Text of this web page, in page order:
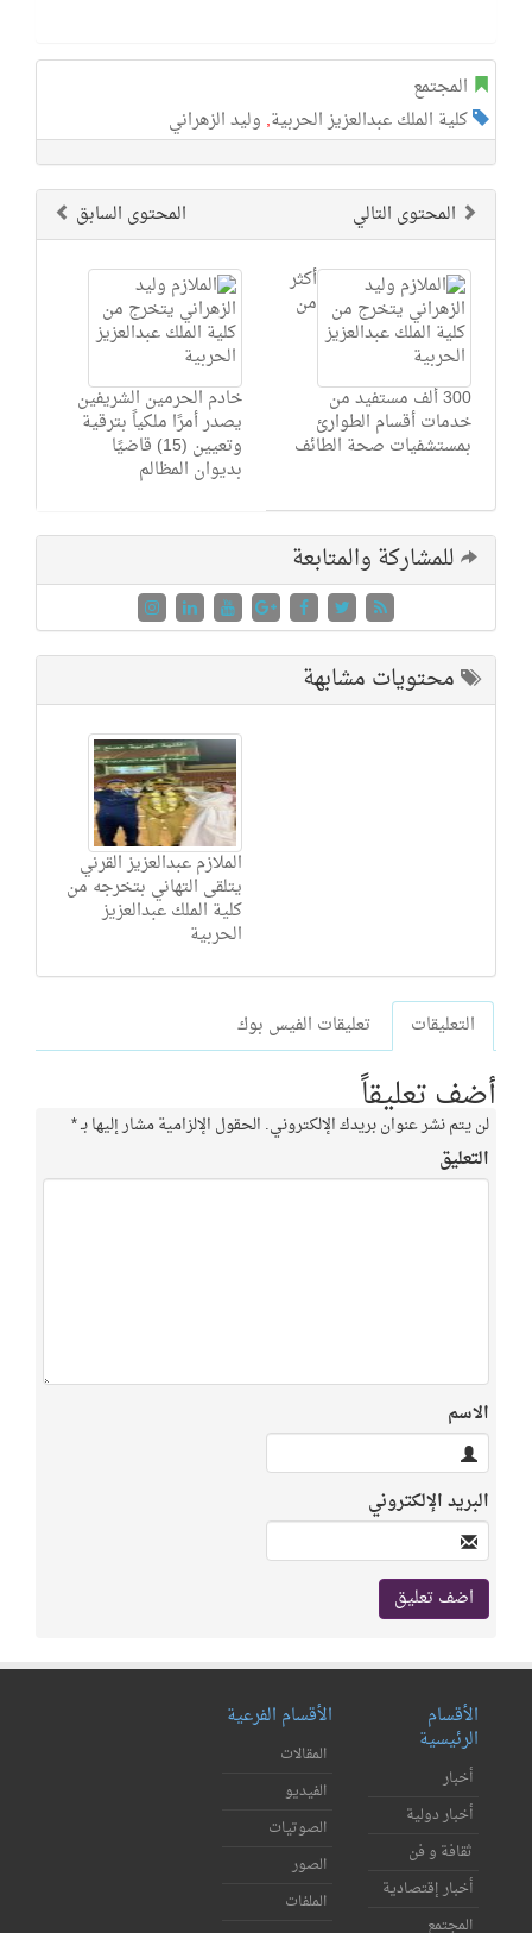
المجتمع
كلية الملك عبدالعزيز الحربية, وليد الزهراني
المحتوى السابق المحتوى التالي
خادم الحرمين الشريفين
يصدر أمرًا ملكياً بترقية
وتعيين (15) قاضيًا
بديوان المظالم
أكثر
من
300 ألف مستفيد من
خدمات أقسام الطوارئ
بمستشفيات صحة الطائف
للمشاركة والمتابعة
محتويات مشابهة
الملازم عبدالعزيز القرني
يتلقى التهاني بتخرجه من
كلية الملك عبدالعزيز
الحربية
التعليقات تعليقات الفيس بوك
أضف تعليقاً
لن يتم نشر عنوان بريدك الإلكتروني. الحقول الإلزامية مشار إليها بـ*
التعليق
الاسم
البريد الإلكتروني
الأقسام
الرئيسية
أخبار
أخبار دولية
ثقافة و فن
أخبار إقتصادية
المجتمع
الأقسام الفرعية
المقالات
الفيديو
الصوتيات
الصور
الملفات